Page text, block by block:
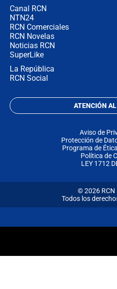
Canal RCN
NTN24
RCN Comerciales
RCN Novelas
Noticias RCN
SuperLike
La República
RCN Social
ATENCIÓN
Aviso de
Protección de
Programa de
Política de
LEY 1712
© 2026 RCN
Todos los